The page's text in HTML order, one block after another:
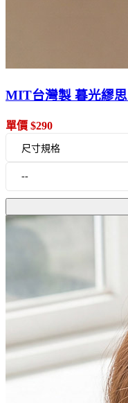
MIT台灣製 暮光繆
單價 $290